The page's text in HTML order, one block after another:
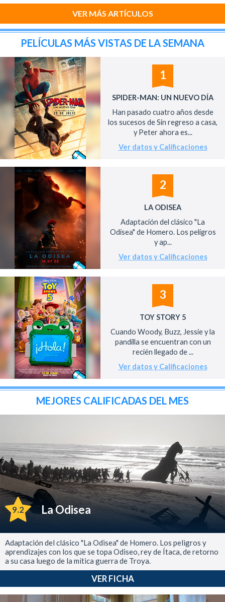
VER MÁS ARTÍCULOS
PELÍCULAS MÁS VISTAS DE LA SEMANA
1
SPIDER-MAN: UN NUEVO DÍA
Han pasado cuatro años desde
los sucesos de Sin regreso a casa,
y Peter ahora es...
Ver datos y Calificaciones
2
LA ODISEA
Adaptación del clásico "La
Odisea" de Homero. Los peligros
y ap...
Ver datos y Calificaciones
3
TOY STORY 5
Cuando Woody, Buzz, Jessie y la
pandilla se encuentran con un
recién llegado de ...
Ver datos y Calificaciones
MEJORES CALIFICADAS DEL MES
9.2 La Odisea
Adaptación del clásico "La Odisea" de Homero. Los peligros y
aprendizajes con los que se topa Odiseo, rey de Ítaca, de retorno
a su casa luego de la mítica guerra de Troya.
VER FICHA